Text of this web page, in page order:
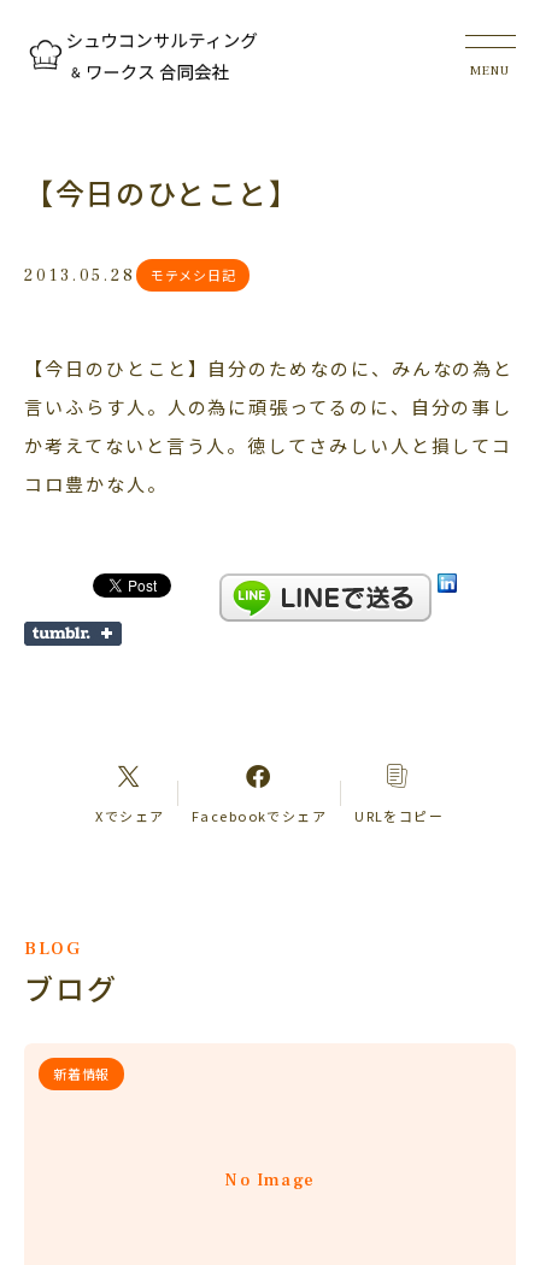
【今日のひとこと】
2013.05.28 モテメシ日記
【今日のひとこと】自分のためなのに、みんなの為と
言いふらす人。人の為に頑張ってるのに、自分の事し
か考えてないと言う人。徳してさみしい人と損してコ
コロ豊かな人。
Xでシェア Facebookでシェア URLをコピー
BLOG
ブログ
No Image
新着情報